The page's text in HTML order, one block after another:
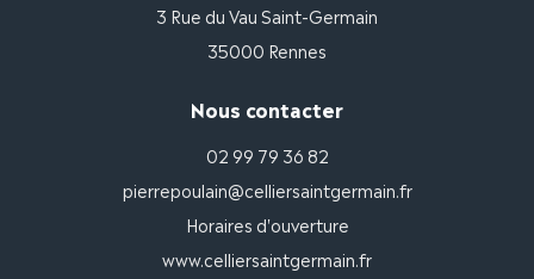
3 Rue du Vau Saint-Germain
35000 Rennes
Nous contacter
02 99 79 36 82
pierrepoulain@celliersaintgermain.fr
Horaires d'ouverture
www.celliersaintgermain.fr